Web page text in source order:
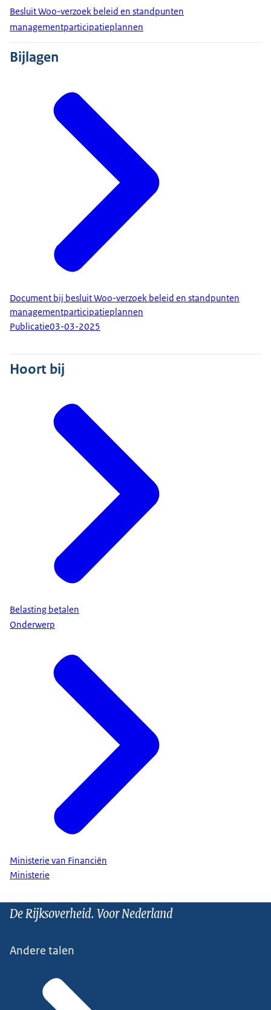
Besluit Woo-verzoek beleid en standpunten
managementparticipatieplannen
Bijlagen
Document bij besluit Woo-verzoek beleid en standpunten
managementparticipatieplannen
Publicatie03-03-2025
Hoort bij
Belasting betalen
Onderwerp
Ministerie van Financiën
Ministerie
De Rijksoverheid. Voor Nederland
Andere talen